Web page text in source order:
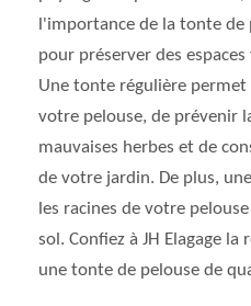
l'importance de la tonte de
pour préserver des
Une tonte régulière
votre pelouse, de prévenir
mauvaises herbes et de
de votre jardin. De plus,
les racines de votre
sol. Confiez à JH Elagage
une tonte de pelouse de